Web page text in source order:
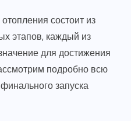
состоит из
этапов, каждый из
для достижения
подробно всю
запуска